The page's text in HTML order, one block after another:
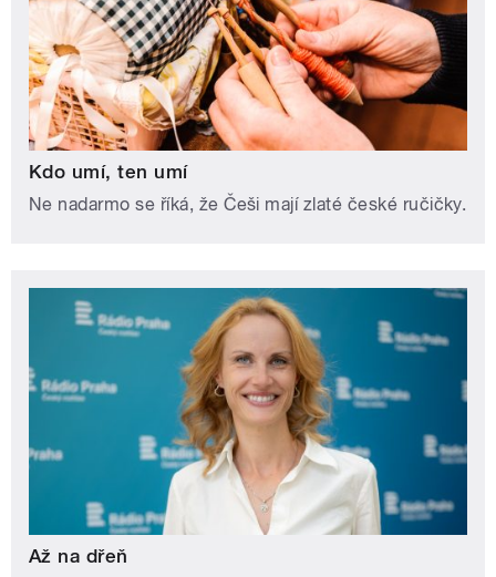
Kdo umí, ten umí
Ne nadarmo se říká, že Češi mají zlaté české ručičky.
Až na dřeň